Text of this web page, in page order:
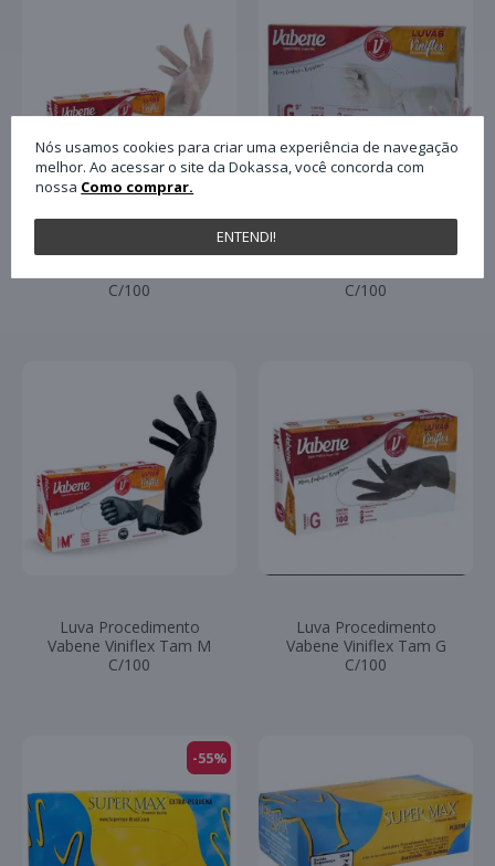
Luva Procedimento
C/100
Luva Procedimento
C/100
Luva Procedimento
Vabene Viniflex Tam M
C/100
Luva Procedimento
Vabene Viniflex Tam G
C/100
-55%
Nós usamos cookies para criar uma experiência de navegação
melhor. Ao acessar o site da Dokassa, você concorda com
nossa Como comprar.
ENTENDI!